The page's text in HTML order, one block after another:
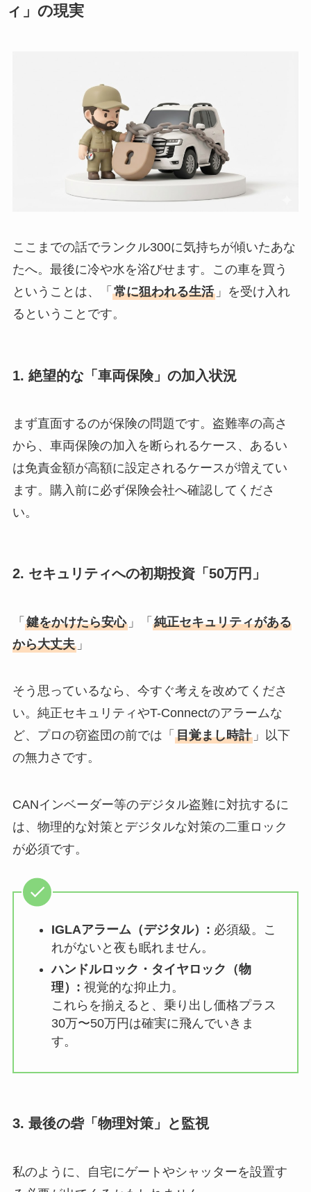
ィ」の現実
ここまでの話でランクル300に気持ちが傾いたあな
たへ。最後に冷や水を浴びせます。この車を買う
ということは、「 常に狙われる生活」を受け入れ
るということです。
1. 絶望的な「車両保険」の加入状況
まず直面するのが保険の問題です。盗難率の高さ
から、車両保険の加入を断られるケース、あるい
は免責金額が高額に設定されるケースが増えてい
ます。購入前に必ず保険会社へ確認してくださ
い。
2. セキュリティへの初期投資「50万円」
「 鍵をかけたら安心」「 純正セキュリティがある
から大丈夫」
そう思っているなら、今すぐ考えを改めてくださ
い。純正セキュリティやT-Connectのアラームな
ど、プロの窃盗団の前では「 目覚まし時計」以下
の無力さです。
CANインベーダー等のデジタル盗難に対抗するに
は、物理的な対策とデジタルな対策の二重ロック
が必須です。
IGLAアラーム（デジタル）: 必須級。こ
れがないと夜も眠れません。
ハンドルロック・タイヤロック（物
理）: 視覚的な抑止力。
これらを揃えると、乗り出し価格プラス
30万〜50万円は確実に飛んでいきま
す。
3. 最後の砦「物理対策」と監視
私のように、自宅にゲートやシャッターを設置す